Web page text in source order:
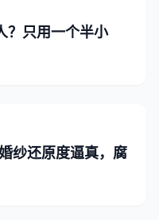
？只用一个半小
纱还原度逼真，腐